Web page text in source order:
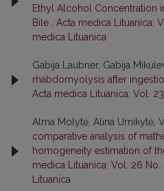
Ethyl Alcohol Concentration
Bile
Acta medica Lituanica:
medica Lituanica
Gabija Laubner, Gabija
rhabdomyolysis after
Acta medica Lituanica: Vol.
Alma Molytė, Alina Urnikytė,
comparative analysis of
homogeneity estimation of
medica Lituanica: Vol. 26 No.
Lituanica